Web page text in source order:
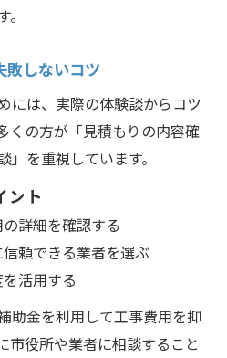
敗しないコツ
には、実際の体験談からコツ
くの方が「見積もりの内容確
を重視しています。
ント
詳細を確認する
頼できる業者を選ぶ
活用する
助金を利用して工事費用を抑
市役所や業者に相談すること